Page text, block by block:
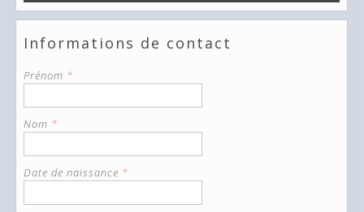
Informations de contact
Prénom *
Nom *
Date de naissance *